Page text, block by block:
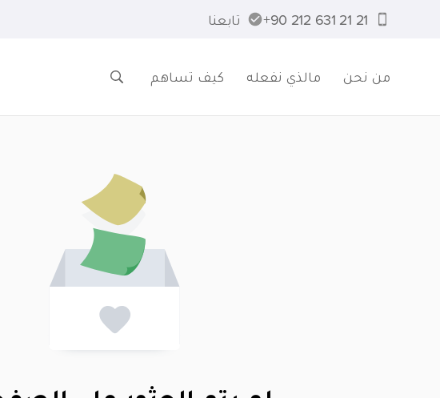
21 21 631 212 90+ تابعنا
من نحن مالذي نفعله كيف تساهم